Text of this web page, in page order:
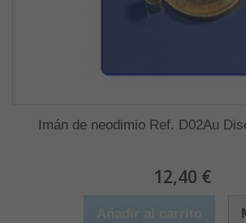
Imán de neodimio Ref. D02Au
12,40 €